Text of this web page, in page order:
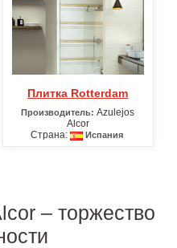
Плитка Rotterdam
Производитель: Azulejos
Alcor
Страна:
Испания
– торжество